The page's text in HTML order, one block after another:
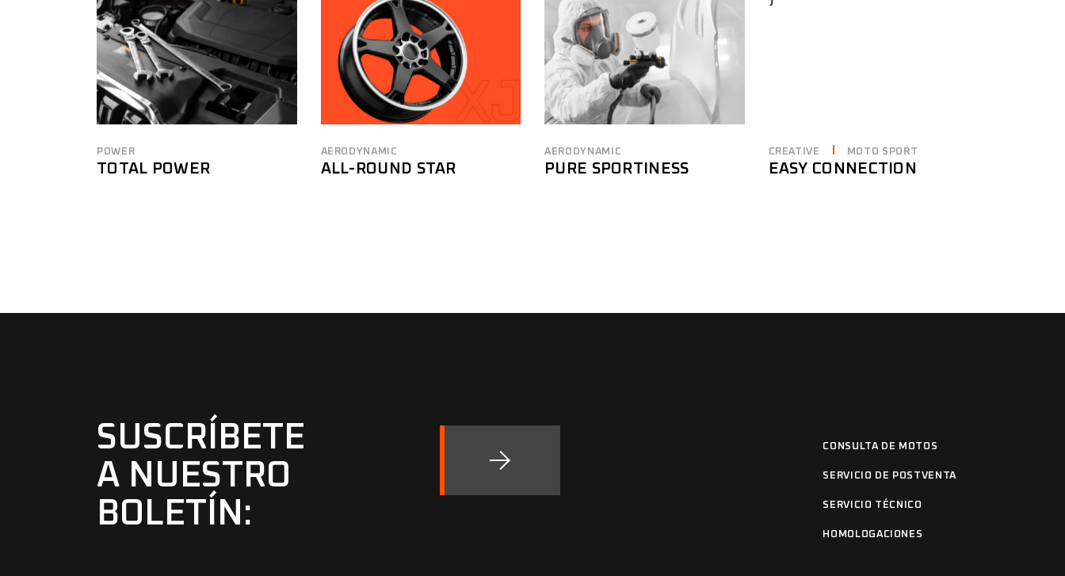
POWER
TOTAL POWER
AERODYNAMIC
ALL-ROUND STAR
AERODYNAMIC
PURE SPORTINESS
CREATIVE MOTO SPORT
EASY CONNECTION
SUSCRÍBETE
A NUESTRO
BOLETÍN:
CONSULTA DE MOTOS
SERVICIO DE POSTVENTA
SERVICIO TÉCNICO
HOMOLOGACIONES